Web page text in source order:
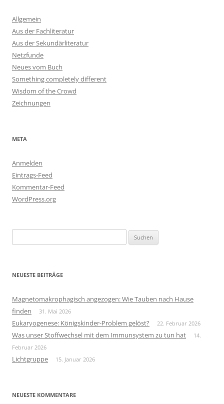
Allgemein
Aus der Fachliteratur
Aus der Sekundärliteratur
Netzfunde
Neues vom Buch
Something completely different
Wisdom of the Crowd
Zeichnungen
META
Anmelden
Eintrags-Feed
Kommentar-Feed
WordPress.org
nach:
NEUESTE BEITRÄGE
Magnetomakrophagisch angezogen: Wie Tauben nach Hause
finden
31. Mai 2026
Eukaryogenese: Königskinder-Problem gelöst? 22. Februar 2026
Was unser Stoffwechsel mit dem Immunsystem zu tun hat
14.
Februar 2026
Lichtgruppe 15. Januar 2026
NEUESTE KOMMENTARE